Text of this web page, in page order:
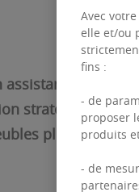
assistant
stratégique
plus
Avec
elle et/ou
fins :
- de
proposer
produits
- de